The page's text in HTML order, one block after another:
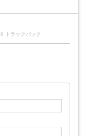
0 トラックバック